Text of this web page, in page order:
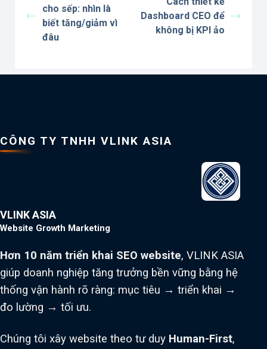
cho sếp: nhìn là
biết tăng/giảm vì
đâu
Dashboard CEO để
không bị KPI ảo
CÔNG TY TNHH VLINK ASIA
VLINK ASIA
Website Growth Marketing
Hơn 10 năm triển khai SEO website, VLINK ASIA
giúp doanh nghiệp tăng trưởng bền vững bằng hệ
thống vận hành rõ ràng: mục tiêu → triển khai →
đo lường → tối ưu.
Chúng tôi xây website theo tư duy Human-First,